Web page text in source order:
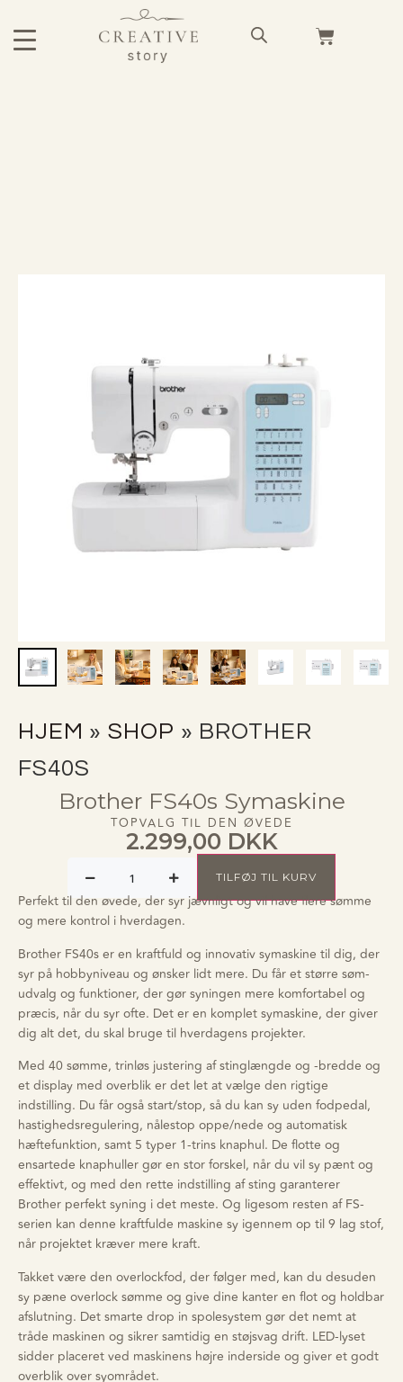
HJEM »SHOP » BROTHER
FS40S
Brother FS40s Symaskine
TOPVALG TIL DEN ØVEDE
2.299,00 DKK
TILFØJ TIL KURV
Perfekt til den øvede, der syr jævnligt og vil have flere sømme
og mere kontrol i hverdagen.
Brother FS40s er en kraftfuld og innovativ symaskine til dig, der
syr på hobbyniveau og ønsker lidt mere. Du får et større søm-
udvalg og funktioner, der gør syningen mere komfortabel og
præcis, når du syr ofte. Det er en komplet symaskine, der giver
dig alt det, du skal bruge til hverdagens projekter.
Med 40 sømme, trinløs justering af stinglængde og -bredde og
et display med overblik er det let at vælge den rigtige
indstilling. Du får også start/stop, så du kan sy uden fodpedal,
hastighedsregulering, nålestop oppe/nede og automatisk
hæftefunktion, samt 5 typer 1-trins knaphul. De flotte og
ensartede knaphuller gør en stor forskel, når du vil sy pænt og
effektivt, og med den rette indstilling af sting garanterer
Brother perfekt syning i det meste. Og ligesom resten af FS-
serien kan denne kraftfulde maskine sy igennem op til 9 lag stof,
når projektet kræver mere kraft.
Takket være den overlockfod, der følger med, kan du desuden
sy pæne overlock sømme og give dine kanter en flot og holdbar
afslutning. Det smarte drop in spolesystem gør det nemt at
tråde maskinen og sikrer samtidig en støjsvag drift. LED-lyset
sidder placeret ved maskinens højre inderside og giver et godt
overblik over syområdet.